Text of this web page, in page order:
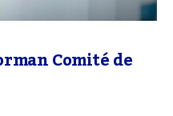
Comité de